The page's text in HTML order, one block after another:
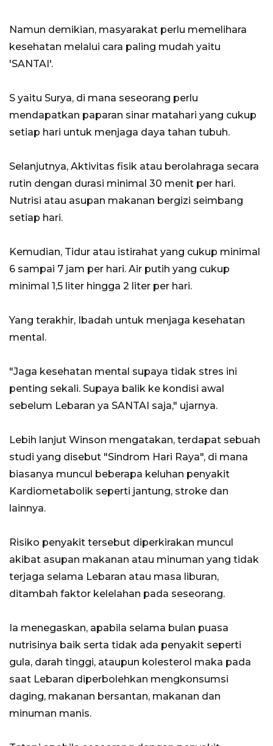
Namun demikian, masyarakat perlu memelihara
kesehatan melalui cara paling mudah yaitu
'SANTAI'.
S yaitu Surya, di mana seseorang perlu
mendapatkan paparan sinar matahari yang cukup
setiap hari untuk menjaga daya tahan tubuh.
Selanjutnya, Aktivitas fisik atau berolahraga secara
rutin dengan durasi minimal 30 menit per hari.
Nutrisi atau asupan makanan bergizi seimbang
setiap hari.
Kemudian, Tidur atau istirahat yang cukup minimal
6 sampai 7 jam per hari. Air putih yang cukup
minimal 1,5 liter hingga 2 liter per hari.
Yang terakhir, Ibadah untuk menjaga kesehatan
mental.
"Jaga kesehatan mental supaya tidak stres ini
penting sekali. Supaya balik ke kondisi awal
sebelum Lebaran ya SANTAI saja," ujarnya.
Lebih lanjut Winson mengatakan, terdapat sebuah
studi yang disebut "Sindrom Hari Raya", di mana
biasanya muncul beberapa keluhan penyakit
Kardiometabolik seperti jantung, stroke dan
lainnya.
Risiko penyakit tersebut diperkirakan muncul
akibat asupan makanan atau minuman yang tidak
terjaga selama Lebaran atau masa liburan,
ditambah faktor kelelahan pada seseorang.
Ia menegaskan, apabila selama bulan puasa
nutrisinya baik serta tidak ada penyakit seperti
gula, darah tinggi, ataupun kolesterol maka pada
saat Lebaran diperbolehkan mengkonsumsi
daging, makanan bersantan, makanan dan
minuman manis.